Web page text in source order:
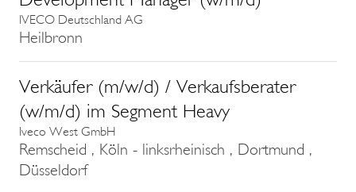
IVECO Deutschland AG
Heilbronn
Verkäufer (m/w/d) / Verkaufsberater
(w/m/d) im Segment Heavy
Iveco West GmbH
Remscheid , Köln - linksrheinisch , Dortmund ,
Düsseldorf